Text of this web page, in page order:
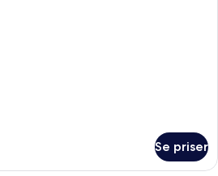
Se priser